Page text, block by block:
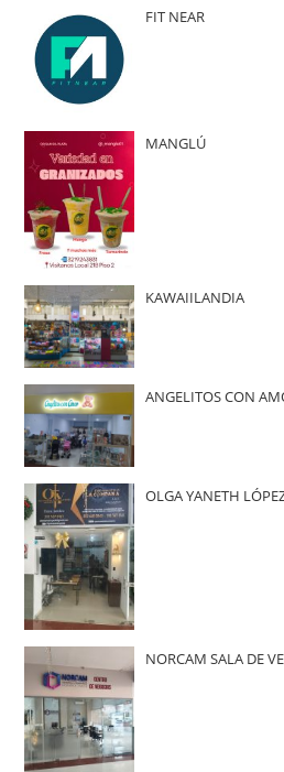
FIT NEAR
MANGLÚ
KAWAIILANDIA
ANGELITOS CON
OLGA YANETH
NORCAM SALA DE